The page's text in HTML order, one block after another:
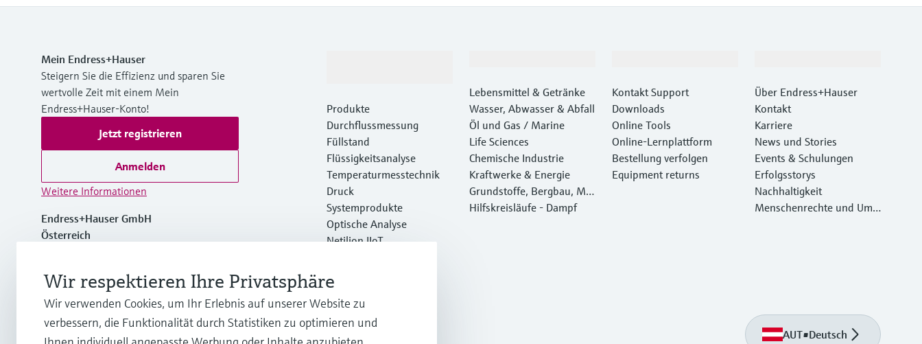
Mein Endress+Hauser
Steigern Sie die Effizienz und sparen Sie
wertvolle Zeit mit einem Mein
Endress+Hauser-Konto!
Jetzt registrieren
Anmelden
Weitere Informationen
Endress+Hauser GmbH
Österreich
+43 (0)1 880 56 0
Produkte
Durchflussmessung
Füllstand
Flüssigkeitsanalyse
Temperaturmesstechnik
Druck
Systemprodukte
Optische Analyse
Netilion IIoT
Online Tools
Dienstleistungen
Lebensmittel & Getränke
Wasser, Abwasser & Abfall
Öl und Gas / Marine
Life Sciences
Chemische Industrie
Kraftwerke & Energie
Grundstoffe, Bergbau, Met
alle
Hilfskreisläufe - Dampf
Kontakt Support
Downloads
Online Tools
Online-Lernplattform
Bestellung verfolgen
Equipment returns
Über Endress+Hauser
Kontakt
Karriere
News und Stories
Events & Schulungen
Erfolgsstorys
Nachhaltigkeit
Menschenrechte und Umw
AUT•Deutsch
Wir respektieren Ihre Privatsphäre
Wir verwenden Cookies, um Ihr Erlebnis auf unserer Website zu
verbessern, die Funktionalität durch Statistiken zu optimieren und